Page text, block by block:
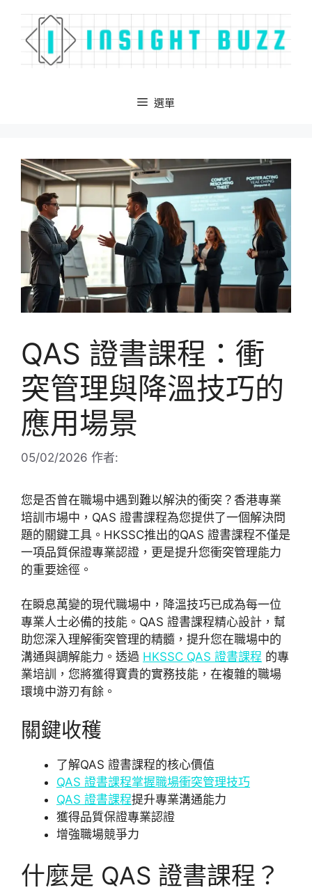
選單
QAS 證書課程：衝
突管理與降溫技巧的
應用場景
05/02/2026 作者:
您是否曾在職場中遇到難以解決的衝突？香港專業
培訓市場中，QAS 證書課程為您提供了一個解決問
題的關鍵工具。HKSSC推出的QAS 證書課程不僅是
一項品質保證專業認證，更是提升您衝突管理能力
的重要途徑。
在瞬息萬變的現代職場中，降溫技巧已成為每一位
專業人士必備的技能。QAS 證書課程精心設計，幫
助您深入理解衝突管理的精髓，提升您在職場中的
溝通與調解能力。透過 HKSSC QAS 證書課程 的專
業培訓，您將獲得寶貴的實務技能，在複雜的職場
環境中游刃有餘。
關鍵收穫
了解QAS 證書課程的核心價值
QAS 證書課程掌握職場衝突管理技巧
QAS 證書課程提升專業溝通能力
獲得品質保證專業認證
增強職場競爭力
什麼是 QAS 證書課程？